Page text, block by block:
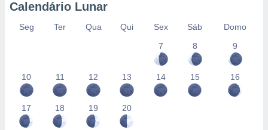
Calendário Lunar
Seg Ter Qua Qui Sex Sáb
Domo
7
8 9
10 11 12 13 14 15 16
17 18 19 20